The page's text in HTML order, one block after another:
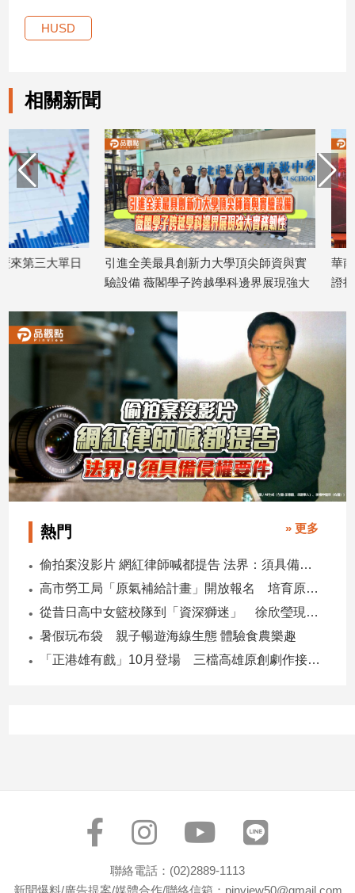
HUSD
相關新聞
引進全美最具創新力大學頂尖師資與實
驗設備 薇閣學子跨越學科邊界展現強大
2026/08/03
華南投顧：台股Q4戰
證投資展望 曝新「
熱門 » 更多
偷拍案沒影片 網紅律師喊都提告 法界：須具備侵權要件
高市勞工局「原氣補給計畫」開放報名 培育原民青年就業力與部落創新
從昔日高中女籃校隊到「資深獅迷」 徐欣瑩現身攻城獅開訓為球隊加油
暑假玩布袋 親子暢遊海線生態 體驗食農樂趣
「正港雄有戲」10月登場 三檔高雄原創劇作接力演出
聯絡電話：(02)2889-1113
新聞爆料/廣告提案/媒體合作/聯絡信箱：pinview50@gmail.com